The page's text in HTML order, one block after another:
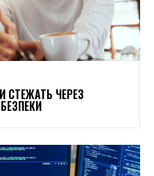
СТЕЖАТЬ ЧЕРЕЗ